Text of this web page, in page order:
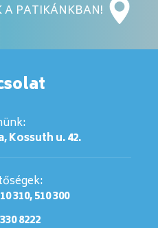
A PATIKÁNKBAN!
Kossuth u. 42.
310, 510 300
8222